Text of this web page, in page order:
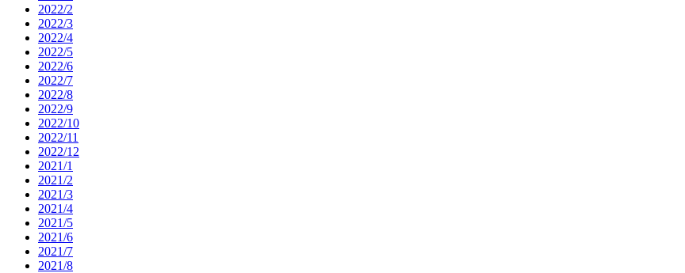
2022/2
2022/3
2022/4
2022/5
2022/6
2022/7
2022/8
2022/9
2022/10
2022/11
2022/12
2021/1
2021/2
2021/3
2021/4
2021/5
2021/6
2021/7
2021/8